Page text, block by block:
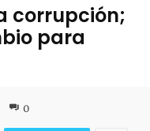
corrupción;
para
0